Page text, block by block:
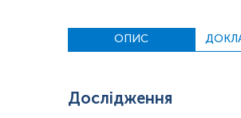
нерегулярне серцебиття, біль за
стріляючий біль, оніміння або
ОПИС
Дослідження